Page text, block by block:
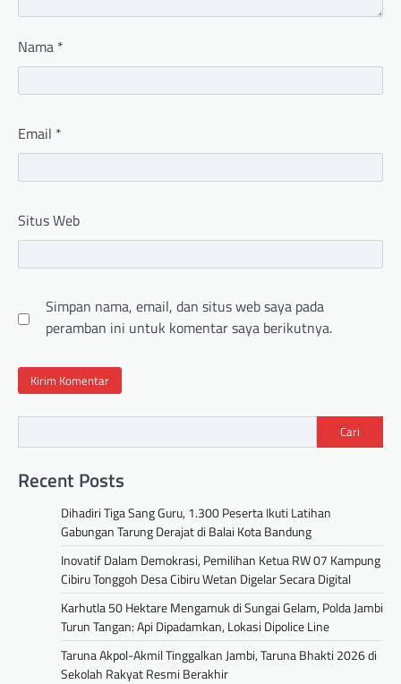
Nama *
Email *
Situs Web
Simpan nama, email, dan situs web saya pada
peramban ini untuk komentar saya berikutnya.
Cari
Recent Posts
Dihadiri Tiga Sang Guru, 1.300 Peserta Ikuti Latihan
Gabungan Tarung Derajat di Balai Kota Bandung
Inovatif Dalam Demokrasi, Pemilihan Ketua RW 07 Kampung
Cibiru Tonggoh Desa Cibiru Wetan Digelar Secara Digital
Karhutla 50 Hektare Mengamuk di Sungai Gelam, Polda Jambi
Turun Tangan: Api Dipadamkan, Lokasi Dipolice Line
Taruna Akpol-Akmil Tinggalkan Jambi, Taruna Bhakti 2026 di
Sekolah Rakyat Resmi Berakhir